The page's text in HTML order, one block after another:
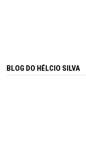
BLOG DO HÉLCIO SILVA